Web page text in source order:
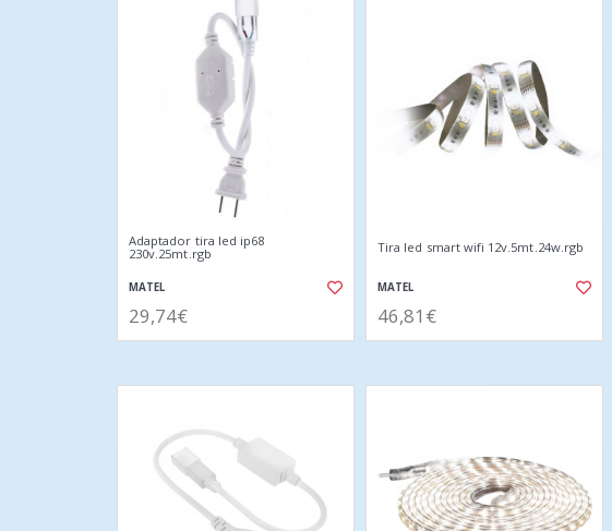
Adaptador tira led ip68
230v.25mt.rgb
MATEL
29,74€
Tira led smart wifi 12v.5mt.24w.rgb
MATEL
46,81€